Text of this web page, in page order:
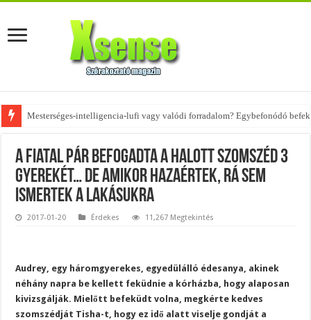
Az övtáskák továbbra is trendik – nézd meg, milyen stílusokhoz illenek!
A fiatal pár befogadta a halott szomszéd 3
gyerekét… de amikor hazaértek, rá sem
ismertek a lakásukra
2017-01-20 Érdekes 11,267 Megtekintés
Audrey, egy háromgyerekes, egyedülálló édesanya, akinek
néhány napra be kellett feküdnie a kórházba, hogy alaposan
kivizsgálják. Mielőtt befeküdt volna, megkérte kedves
szomszédját Tisha-t, hogy ez idő alatt viselje gondját a